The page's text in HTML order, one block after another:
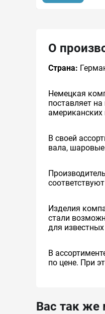
О
Страна:
Немецкая
поставляет
В своей
вала,
Изделия
стали
для
В
по цене. При
Вас так же